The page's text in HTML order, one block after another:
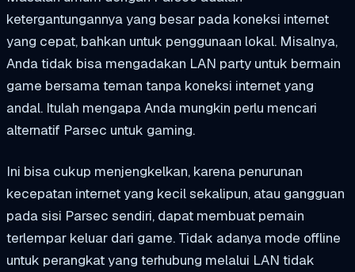
ketergantungannya yang besar pada koneksi internet
yang cepat, bahkan untuk penggunaan lokal. Misalnya,
Anda tidak bisa mengadakan LAN party untuk bermain
game bersama teman tanpa koneksi internet yang
andal. Itulah mengapa Anda mungkin perlu mencari
alternatif Parsec untuk gaming.
Ini bisa cukup menjengkelkan, karena penurunan
kecepatan internet yang kecil sekalipun, atau gangguan
pada sisi Parsec sendiri, dapat membuat pemain
terlempar keluar dari game. Tidak adanya mode offline
untuk perangkat yang terhubung melalui LAN tidak